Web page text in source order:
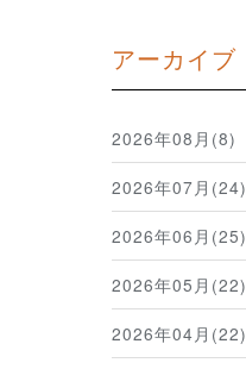
アーカイブ
2026年08月(8)
2026年07月(24)
2026年06月(25)
2026年05月(22)
2026年04月(22)